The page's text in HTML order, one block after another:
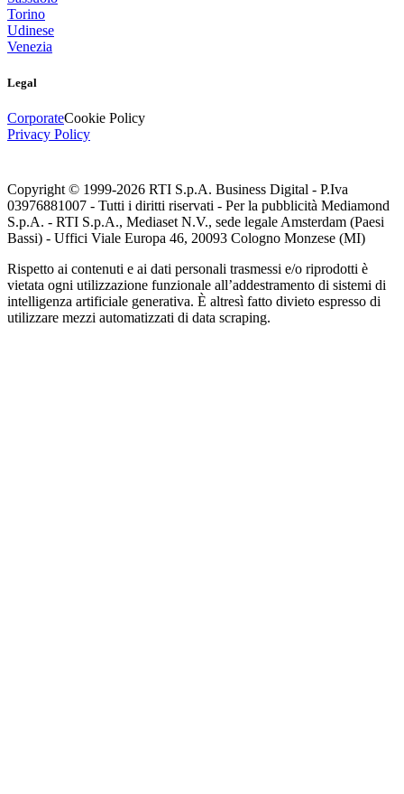
Torino
Udinese
Venezia
Legal
CorporateCookie Policy
Privacy Policy
Copyright © 1999-2026 RTI S.p.A. Business Digital - P.Iva
03976881007 - Tutti i diritti riservati - Per la pubblicità Mediamond
S.p.A. - RTI S.p.A., Mediaset N.V., sede legale Amsterdam (Paesi
Bassi) - Uffici Viale Europa 46, 20093 Cologno Monzese (MI)
Rispetto ai contenuti e ai dati personali trasmessi e/o riprodotti è
vietata ogni utilizzazione funzionale all’addestramento di sistemi di
intelligenza artificiale generativa. È altresì fatto divieto espresso di
utilizzare mezzi automatizzati di data scraping.